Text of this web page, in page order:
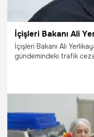
İçişleri Bakanı Ali
gündemindeki trafik
iyisini, kuralların da
denetlenmesini istiyor"
21.10.2025 Gündem